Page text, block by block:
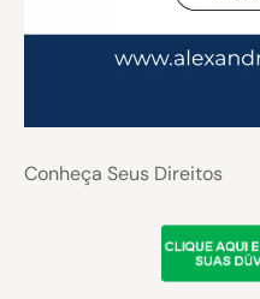
Conheça Seus Direitos